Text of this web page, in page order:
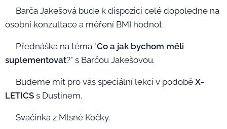
🅱️Barča Jakešová bude k dispozici celé dopoledne na
osobní konzultace a měření BMI hodnot.
👩🏽‍⚕️Přednáška na téma "Co a jak bychom měli
suplementovat?" s Barčou Jakešovou.
💃🏽Budeme mít pro vás speciální lekci v podobě X-
LETICS s Dustinem.
🥗Svačinka z Mlsné Kočky.